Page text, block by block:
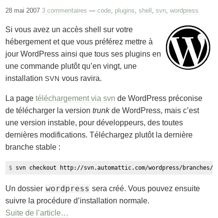
28 mai 2007 3 commentaires —code plugins ,shell ,svn ,wordpress
Si vous avez un accès shell sur votre
hébergement et que vous préférez mettre à
jour WordPress ainsi que tous ses plugins en
une commande plutôt qu’en vingt, une
installationSVN vous ravira.
La pagetéléchargement via svn de WordPress préconise
de télécharger la versiontrunkde WordPress, mais c’est
une version instable, pour développeurs, des toutes
dernières modifications. Téléchargez plutôt la dernière
branche stable :
$ svn checkout http://svn.automattic.com/wordpress/branches/
Un dossier wordpress sera créé. Vous pouvez ensuite
suivre la procédure d’installation normale.
Suite de l’article…